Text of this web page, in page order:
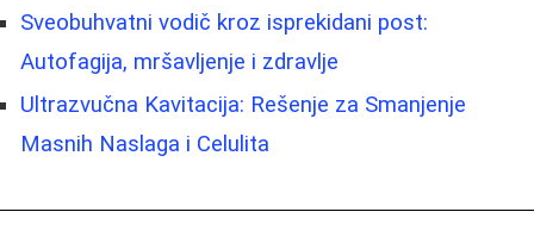
Sveobuhvatni vodič kroz isprekidani post:
Autofagija, mršavljenje i zdravlje
Ultrazvučna Kavitacija: Rešenje za Smanjenje
Masnih Naslaga i Celulita